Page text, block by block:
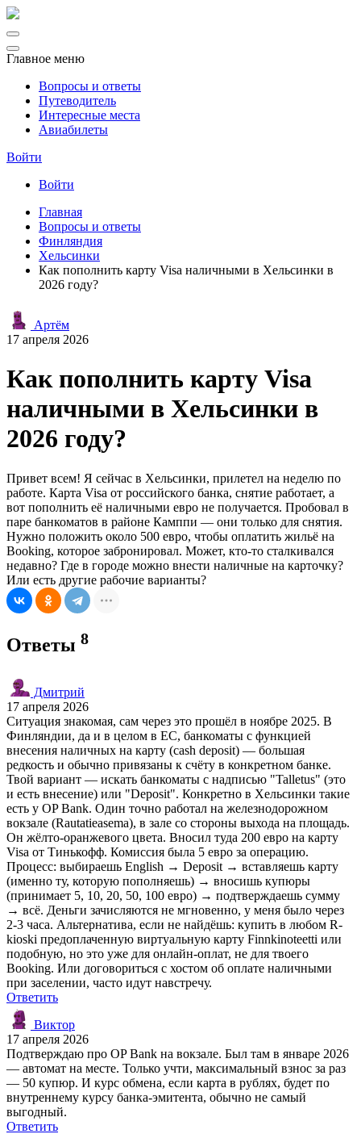
Главное меню
Вопросы и ответы
Путеводитель
Интересные места
Авиабилеты
Войти
Войти
Главная
Вопросы и ответы
Финляндия
Хельсинки
Как пополнить карту Visa наличными в Хельсинки в
2026 году?
Артём
17 апреля 2026
Как пополнить карту Visa
наличными в Хельсинки в
2026 году?
Привет всем! Я сейчас в Хельсинки, прилетел на неделю по
работе. Карта Visa от российского банка, снятие работает, а
вот пополнить её наличными евро не получается. Пробовал в
паре банкоматов в районе Камппи — они только для снятия.
Нужно положить около 500 евро, чтобы оплатить жильё на
Booking, которое забронировал. Может, кто-то сталкивался
недавно? Где в городе можно внести наличные на карточку?
Или есть другие рабочие варианты?
Ответы 8
Дмитрий
17 апреля 2026
Ситуация знакомая, сам через это прошёл в ноябре 2025. В
Финляндии, да и в целом в ЕС, банкоматы с функцией
внесения наличных на карту (cash deposit) — большая
редкость и обычно привязаны к счёту в конкретном банке.
Твой вариант — искать банкоматы с надписью "Talletus" (это
и есть внесение) или "Deposit". Конкретно в Хельсинки такие
есть у OP Bank. Один точно работал на железнодорожном
вокзале (Rautatieasema), в зале со стороны выхода на площадь.
Он жёлто-оранжевого цвета. Вносил туда 200 евро на карту
Visa от Тинькофф. Комиссия была 5 евро за операцию.
Процесс: выбираешь English → Deposit → вставляешь карту
(именно ту, которую пополняешь) → вносишь купюры
(принимает 5, 10, 20, 50, 100 евро) → подтверждаешь сумму
→ всё. Деньги зачисляются не мгновенно, у меня было через
2-3 часа. Альтернатива, если не найдёшь: купить в любом R-
kioski предоплаченную виртуальную карту Finnkinoteetti или
подобную, но это уже для онлайн-оплат, не для твоего
Booking. Или договориться с хостом об оплате наличными
при заселении, часто идут навстречу.
Ответить
Виктор
17 апреля 2026
Подтверждаю про OP Bank на вокзале. Был там в январе 2026
— автомат на месте. Только учти, максимальный взнос за раз
— 50 купюр. И курс обмена, если карта в рублях, будет по
внутреннему курсу банка-эмитента, обычно не самый
выгодный.
Ответить